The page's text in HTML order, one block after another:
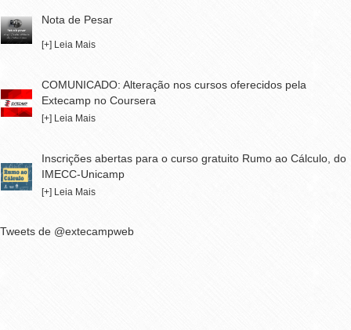
Nota de Pesar
[+] Leia Mais
COMUNICADO: Alteração nos cursos oferecidos pela
Extecamp no Coursera
[+] Leia Mais
Inscrições abertas para o curso gratuito Rumo ao Cálculo, do
IMECC-Unicamp
[+] Leia Mais
Tweets de @extecampweb